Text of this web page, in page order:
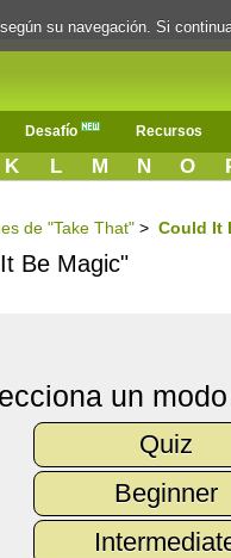
Desafío Recursos
K L M N O
de "Take That" > Could It
Be Magic"
un
Quiz
Beginner
su navegación. Si